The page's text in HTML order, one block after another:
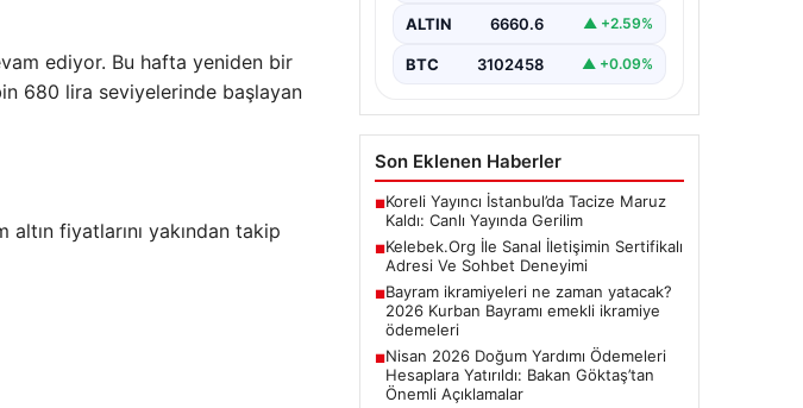
ediyor. Bu hafta yeniden bir
680 lira seviyelerinde başlayan
altın fiyatlarını yakından takip
taşımaktadır. Günümüzde birçok…
ALTIN 6660.6 ▲ +2.59%
BTC 3102458 ▲ +0.09%
Son Eklenen Haberler
■Koreli Yayıncı İstanbul’da Tacize Maruz
Kaldı: Canlı Yayında Gerilim
■Kelebek.Org İle Sanal İletişimin Sertifikalı
Adresi Ve Sohbet Deneyimi
■Bayram ikramiyeleri ne zaman yatacak?
2026 Kurban Bayramı emekli ikramiye
ödemeleri
■Nisan 2026 Doğum Yardımı Ödemeleri
Hesaplara Yatırıldı: Bakan Göktaş’tan
Önemli Açıklamalar